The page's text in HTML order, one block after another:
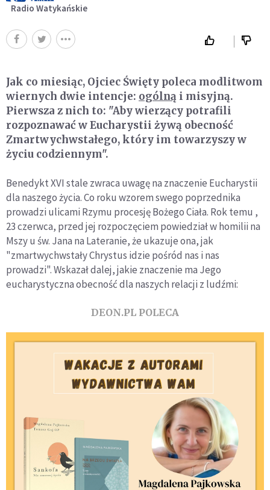
Radio Watykańskie
Jak co miesiąc, Ojciec Święty poleca modlitwom
wiernych dwie intencje: ogólną i misyjną.
Pierwsza z nich to: "Aby wierzący potrafili
rozpoznawać w Eucharystii żywą obecność
Zmartwychwstałego, który im towarzyszy w
życiu codziennym".
Benedykt XVI stale zwraca uwagę na znaczenie Eucharystii
dla naszego życia. Co roku wzorem swego poprzednika
prowadzi ulicami Rzymu procesję Bożego Ciała. Rok temu ,
23 czerwca, przed jej rozpoczęciem powiedział w homilii na
Mszy u św. Jana na Lateranie, że ukazuje ona, jak
"zmartwychwstały Chrystus idzie pośród nas i nas
prowadzi". Wskazał dalej, jakie znaczenie ma Jego
eucharystyczna obecność dla naszych relacji z ludźmi:
DEON.PL POLECA